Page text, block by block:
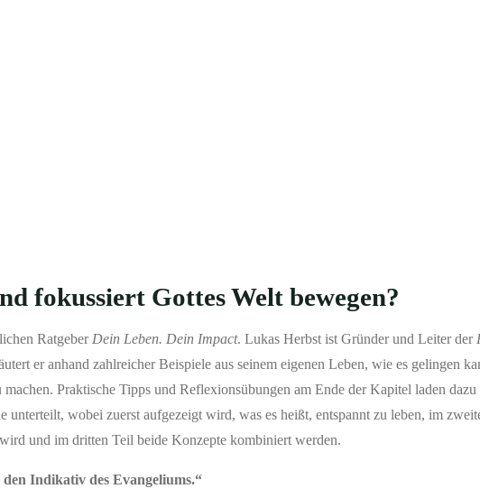
fokussiert Gottes Welt bewegen?
Ratgeber Dein Leben. Dein Impact. Lukas Herbst ist Gründer und Leiter der
er anhand zahlreicher Beispiele aus seinem eigenen Leben, wie es gelingen
Praktische Tipps und Reflexionsübungen am Ende der Kapitel laden
wobei zuerst aufgezeigt wird, was es heißt, entspannt zu leben, im
und im dritten Teil beide Konzepte kombiniert werden.
Indikativ des Evangeliums.“